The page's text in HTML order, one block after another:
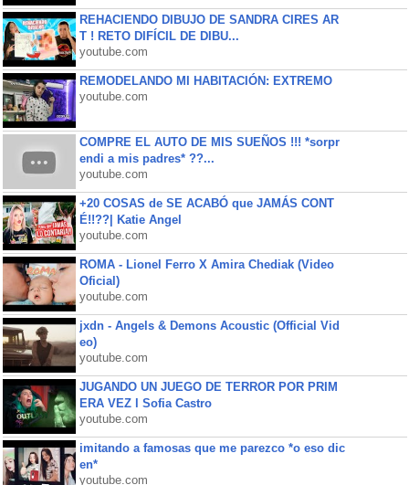
REHACIENDO DIBUJO DE SANDRA CIRES AR
T ! RETO DIFÍCIL DE DIBU...
youtube.com
REMODELANDO MI HABITACIÓN: EXTREMO
youtube.com
COMPRE EL AUTO DE MIS SUEÑOS !!! *sorpr
endi a mis padres* ??...
youtube.com
+20 COSAS de SE ACABÓ que JAMÁS CONT
É!!??| Katie Angel
youtube.com
ROMA - Lionel Ferro X Amira Chediak (Video
Oficial)
youtube.com
jxdn - Angels & Demons Acoustic (Official Vid
eo)
youtube.com
JUGANDO UN JUEGO DE TERROR POR PRIM
ERA VEZ l Sofia Castro
youtube.com
imitando a famosas que me parezco *o eso dic
en*
youtube.com